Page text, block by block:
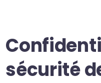
sécurité